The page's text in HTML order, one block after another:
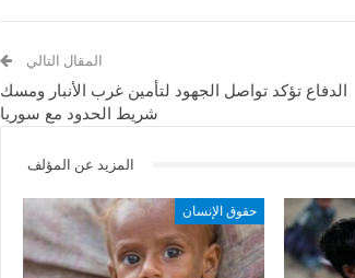
المقال التالي
الدفاع تؤكد تواصل الجهود لتأمين غرب الأنبار ومسك
شريط الحدود مع سوريا
المزيد عن المؤلف
حقوق الإنسان